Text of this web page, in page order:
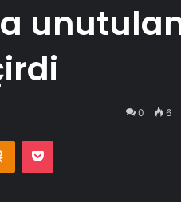
0 6
Odnoklassniki
Pocket